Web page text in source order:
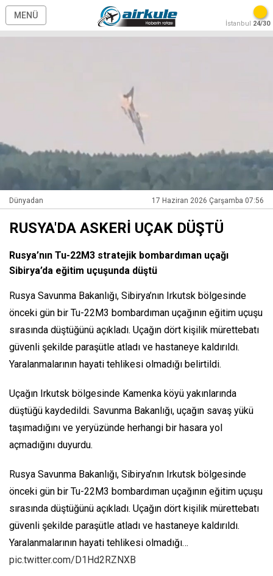
MENÜ
İstanbul 24/30
Dünyadan 17 Haziran 2026 Çarşamba 07:56
RUSYA'DA ASKERİ UÇAK DÜŞTÜ
Rusya’nın Tu-22M3 stratejik bombardıman uçağı
Sibirya’da eğitim uçuşunda düştü
Rusya Savunma Bakanlığı, Sibirya’nın Irkutsk bölgesinde
önceki gün bir Tu-22M3 bombardıman uçağının eğitim uçuşu
sırasında düştüğünü açıkladı. Uçağın dört kişilik mürettebatı
güvenli şekilde paraşütle atladı ve hastaneye kaldırıldı.
Yaralanmalarının hayati tehlikesi olmadığı belirtildi.
Uçağın Irkutsk bölgesinde Kamenka köyü yakınlarında
düştüğü kaydedildi. Savunma Bakanlığı, uçağın savaş yükü
taşımadığını ve yeryüzünde herhangi bir hasara yol
açmadığını duyurdu.
Rusya Savunma Bakanlığı, Sibirya’nın Irkutsk bölgesinde
önceki gün bir Tu-22M3 bombardıman uçağının eğitim uçuşu
sırasında düştüğünü açıkladı. Uçağın dört kişilik mürettebatı
güvenli şekilde paraşütle atladı ve hastaneye kaldırıldı.
Yaralanmalarının hayati tehlikesi olmadığı…
pic.twitter.com/D1Hd2RZNXB